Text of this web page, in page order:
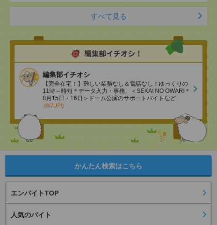
すべて見る
編集部イチオシ
【完全在宅！】難しい業務なし＆電話なし！ゆっくりの
11時～時短＊データ入力・事務、＜SEKAI NO OWARI＊
8月15日・16日＞ドーム公演のサポートバイトなど
(8/7UP!)
かんたん検索はこちら
エンバイトTOP
人気のバイト